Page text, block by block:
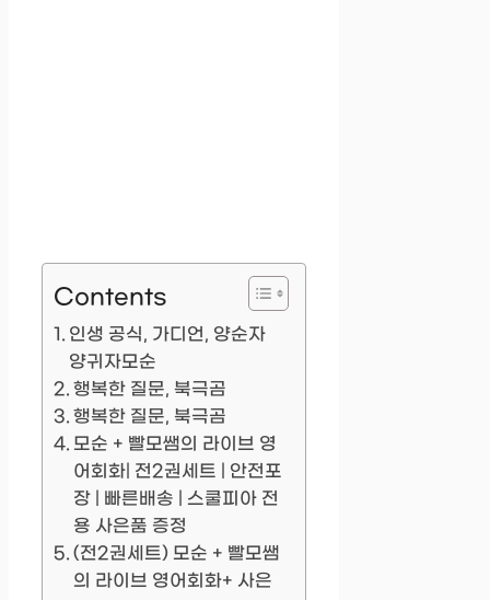
Contents
인생 공식, 가디언, 양순자
양귀자모순
행복한 질문, 북극곰
행복한 질문, 북극곰
모순 + 빨모쌤의 라이브 영
어회화| 전2권세트 | 안전포
장 | 빠른배송 | 스쿨피아 전
용 사은품 증정
(전2권세트) 모순 + 빨모쌤
의 라이브 영어회화+ 사은